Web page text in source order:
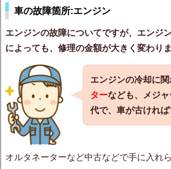
車の故障箇所:エンジン
エンジンの故障についてですが、エンジ
によっても、修理の金額が大きく変わりま
エンジンの冷却に関
ターなども、メジ
代で、車が古けれ
オルタネーターなど中古などで手に入れ